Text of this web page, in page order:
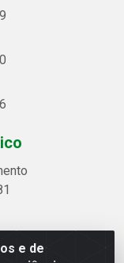
e de
Alegre, 2521 -